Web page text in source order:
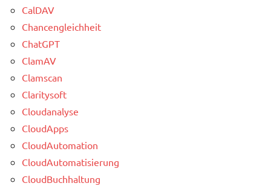
CalDAV
Chancengleichheit
ChatGPT
ClamAV
Clamscan
Claritysoft
Cloudanalyse
CloudApps
CloudAutomation
CloudAutomatisierung
CloudBuchhaltung